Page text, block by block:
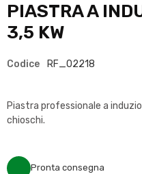
PIASTRA A
3,5 KW
Codice RF_02218
Piastra professionale a
chioschi.
Pronta consegna